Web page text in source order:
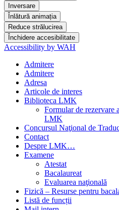
Inversare
Înlătură animația
Reduce strălucirea
Închidere accesibilitate
Accessibility by WAH
Admitere
Admitere
Adresa
Articole de interes
Biblioteca LMK
Formular de rezervare
LMK
Concursul Naţional de
Contact
Despre LMK…
Examene
Atestat
Bacalaureat
Evaluarea naţională
Fizică – Resurse pentru
Listă de funcții